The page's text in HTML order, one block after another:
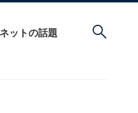
ネットの話題